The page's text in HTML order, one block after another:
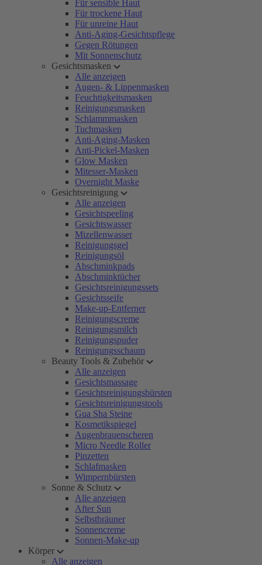
Für sensible Haut
Für trockene Haut
Für unreine Haut
Anti-Aging-Gesichtspflege
Gegen Rötungen
Mit Sonnenschutz
Gesichtsmasken
Alle anzeigen
Augen- & Lippenmasken
Feuchtigkeitsmasken
Reinigungsmasken
Schlammmasken
Tuchmasken
Anti-Aging-Masken
Anti-Pickel-Masken
Glow Masken
Mitesser-Masken
Overnight Maske
Gesichtsreinigung
Alle anzeigen
Gesichtspeeling
Gesichtswasser
Mizellenwasser
Reinigungsgel
Reinigungsöl
Abschminkpads
Abschminktücher
Gesichtsreinigungssets
Gesichtsseife
Make-up-Entferner
Reinigungscreme
Reinigungsmilch
Reinigungspuder
Reinigungsschaum
Beauty Tools & Zubehör
Alle anzeigen
Gesichtsmassage
Gesichtsreinigungsbürsten
Gesichtsreinigungstools
Gua Sha Steine
Kosmetikspiegel
Augenbrauenscheren
Micro Needle Roller
Pinzetten
Schlafmasken
Wimpernbürsten
Sonne & Schutz
Alle anzeigen
After Sun
Selbstbräuner
Sonnencreme
Sonnen-Make-up
Körper
Alle anzeigen